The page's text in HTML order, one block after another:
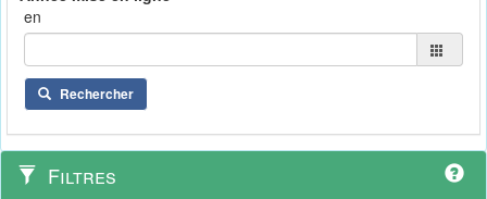
en
Rechercher
Filtres